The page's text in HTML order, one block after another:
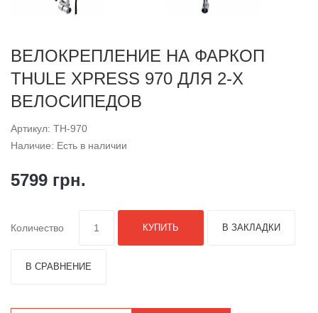
ВЕЛОКРЕПЛЕНИЕ НА ФАРКОП
THULE XPRESS 970 ДЛЯ 2-Х
ВЕЛОСИПЕДОВ
Артикул: TH-970
Наличие: Есть в наличии
5799 грн.
Количество КУПИТЬ В ЗАКЛАДКИ
В СРАВНЕНИЕ